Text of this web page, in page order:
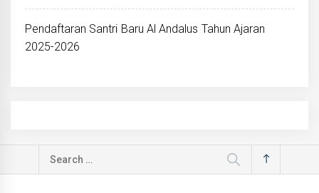
Pendaftaran Santri Baru Al Andalus Tahun Ajaran
2025-2026
Search
for: